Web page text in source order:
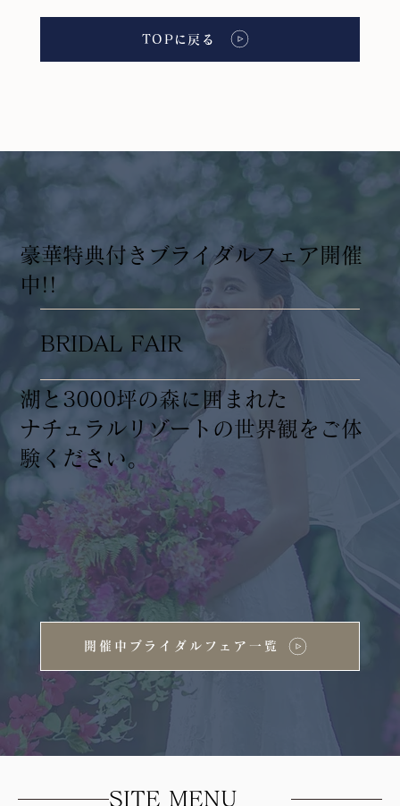
TOPに戻る
​豪華特典付きブライダルフェア開催
中!!
BRIDAL FAIR
湖と3000坪の森に囲まれた
ナチュラルリゾートの世界観をご体
験ください。
開催中ブライダルフェア一覧
SITE MENU